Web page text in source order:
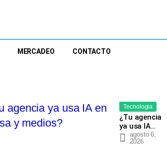
MERCADEO CONTACTO
Tecnologia
¿Tu agencia
ya usa IA…
agosto 6,
2026